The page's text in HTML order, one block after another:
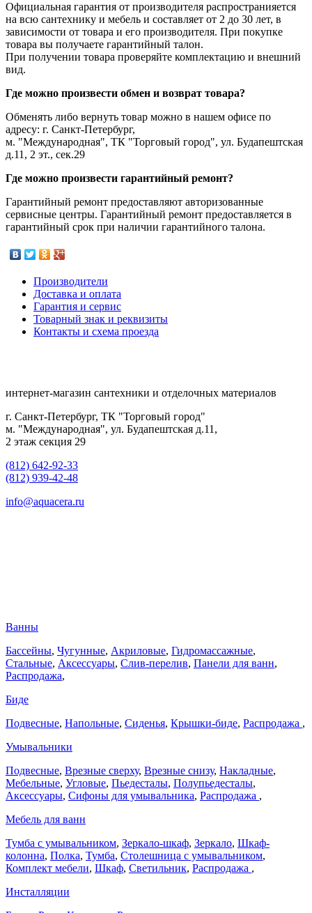
Официальная гарантия от производителя распространияется
на всю сантехнику и мебель и составляет от 2 до 30 лет, в
зависимости от товара и его производителя. При покупке
товара вы получаете гарантийный талон.
При получении товара проверяйте комплектацию и внешний
вид.
Где можно произвести обмен и возврат товара?
Обменять либо вернуть товар можно в нашем офисе по
адресу: г. Санкт-Петербург,
м. "Международная", ТК "Торговый город", ул. Будапештская
д.11, 2 эт., сек.29
Где можно произвести гарантийный ремонт?
Гарантийный ремонт предоставляют авторизованные
сервисные центры. Гарантийный ремонт предоставляется в
гарантийный срок при наличии гарантийного талона.
Производители
Доставка и оплата
Гарантия и сервис
Товарный знак и реквизиты
Контакты и схема проезда
интернет-магазин сантехники и отделочных материалов
г. Санкт-Петербург, ТК "Торговый город"
м. "Международная", ул. Будапештская д.11,
2 этаж секция 29
(812) 642-92-33
(812) 939-42-48
info@aquacera.ru
Ванны
Бассейны, Чугунные, Акриловые, Гидромассажные,
Стальные, Аксессуары, Слив-перелив, Панели для ванн,
Распродажа,
Биде
Подвесные, Напольные, Сиденья, Крышки-биде, Распродажа ,
Умывальники
Подвесные, Врезные сверху, Врезные снизу, Накладные,
Мебельные, Угловые, Пьедесталы, Полупьедесталы,
Аксессуары, Сифоны для умывальника, Распродажа ,
Мебель для ванн
Тумба с умывальником, Зеркало-шкаф, Зеркало, Шкаф-
колонна, Полка, Тумба, Столешница с умывальником,
Комплект мебели, Шкаф, Светильник, Распродажа ,
Инсталляции